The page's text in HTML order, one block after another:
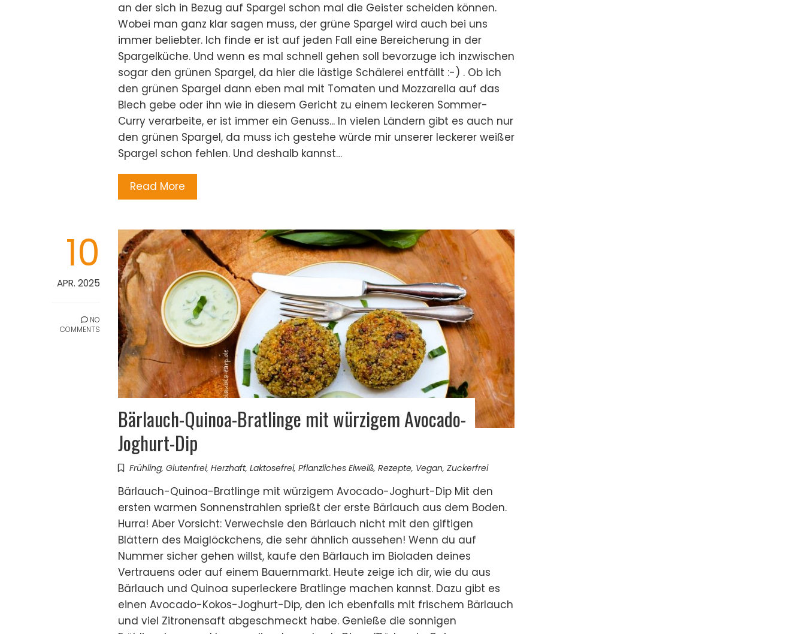
an der sich in Bezug auf Spargel schon mal die Geister scheiden können.
Wobei man ganz klar sagen muss, der grüne Spargel wird auch bei uns
immer beliebter. Ich finde er ist auf jeden Fall eine Bereicherung in der
Spargelküche. Und wenn es mal schnell gehen soll bevorzuge ich inzwischen
sogar den grünen Spargel, da hier die lästige Schälerei entfällt :-) . Ob ich
den grünen Spargel dann eben mal mit Tomaten und Mozzarella auf das
Blech gebe oder ihn wie in diesem Gericht zu einem leckeren Sommer-
Curry verarbeite, er ist immer ein Genuss... In vielen Ländern gibt es auch nur
den grünen Spargel, da muss ich gestehe würde mir unserer leckerer weißer
Spargel schon fehlen. Und deshalb kannst…
Read More
10
APR. 2025
NO
COMMENTS
Bärlauch-Quinoa-Bratlinge mit würzigem Avocado-
Joghurt-Dip
Frühling, Glutenfrei, Herzhaft, Laktosefrei, Pflanzliches Eiweiß, Rezepte, Vegan, Zuckerfrei
Bärlauch-Quinoa-Bratlinge mit würzigem Avocado-Joghurt-Dip Mit den
ersten warmen Sonnenstrahlen sprießt der erste Bärlauch aus dem Boden.
Hurra! Aber Vorsicht: Verwechsle den Bärlauch nicht mit den giftigen
Blättern des Maiglöckchens, die sehr ähnlich aussehen! Wenn du auf
Nummer sicher gehen willst, kaufe den Bärlauch im Bioladen deines
Vertrauens oder auf einem Bauernmarkt. Heute zeige ich dir, wie du aus
Bärlauch und Quinoa superleckere Bratlinge machen kannst. Dazu gibt es
einen Avocado-Kokos-Joghurt-Dip, den ich ebenfalls mit frischem Bärlauch
und viel Zitronensaft abgeschmeckt habe. Genieße die sonnigen